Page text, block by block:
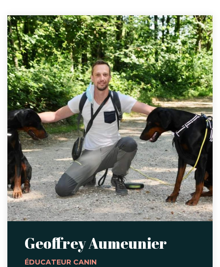
Geoffrey Aumeunier
ÉDUCATEUR CANIN